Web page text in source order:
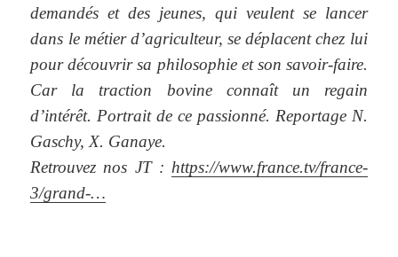
demandés et des jeunes, qui veulent se lancer
dans le métier d’agriculteur, se déplacent chez lui
pour découvrir sa philosophie et son savoir-faire.
Car la traction bovine connaît un regain
d’intérêt. Portrait de ce passionné. Reportage N.
Gaschy, X. Ganaye.
Retrouvez nos JT : https://www.france.tv/france-
3/grand-…